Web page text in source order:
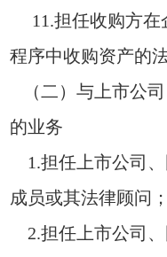
11.担任收购方在
程序中收购资产的
（二）与上市公
的业务
1.担任上市公司、
成员或其法律顾问；
2.担任上市公司、